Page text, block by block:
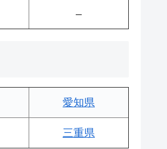
–
愛知県
三重県